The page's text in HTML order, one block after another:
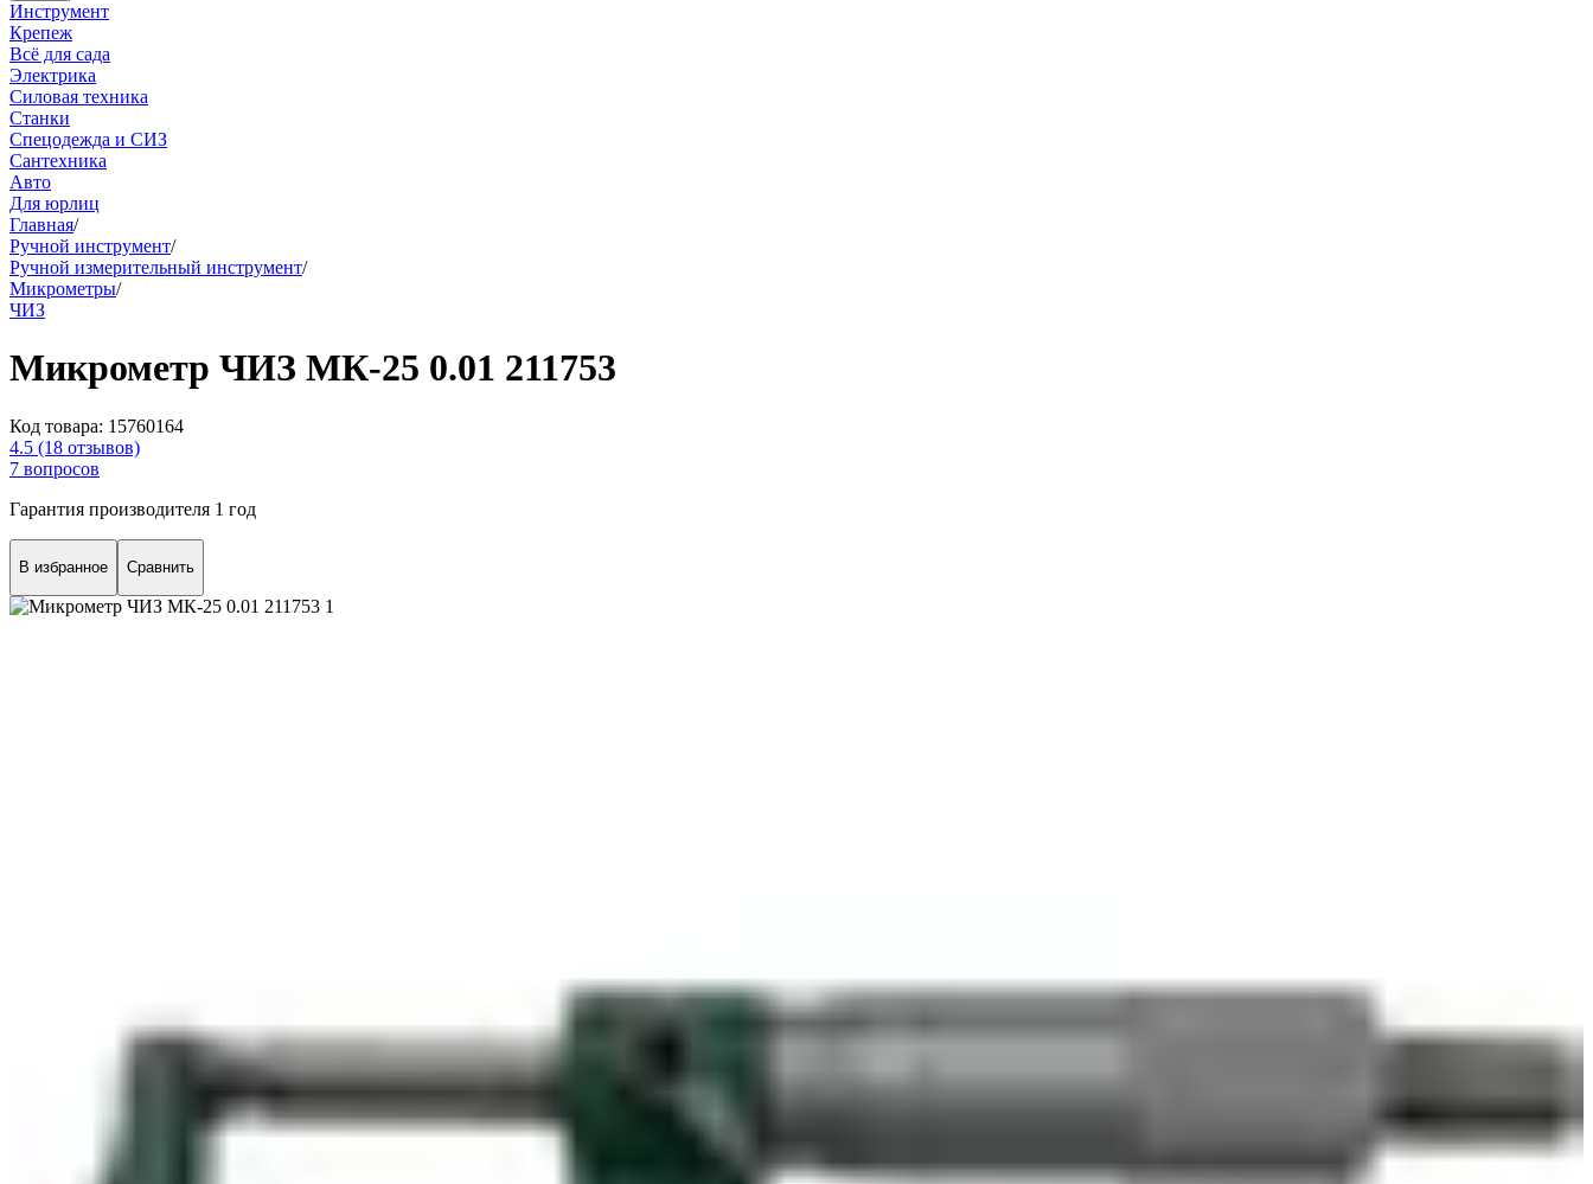
Инструмент
Крепеж
Всё для сада
Электрика
Силовая техника
Станки
Спецодежда и СИЗ
Сантехника
Авто
Для юрлиц
Главная/
Ручной инструмент/
Ручной измерительный инструмент/
Микрометры/
ЧИЗ
Микрометр ЧИЗ МК-25 0.01 211753
Код товара: 15760164
4.5 (18 отзывов)
7 вопросов
Гарантия производителя 1 год
В избранное Сравнить